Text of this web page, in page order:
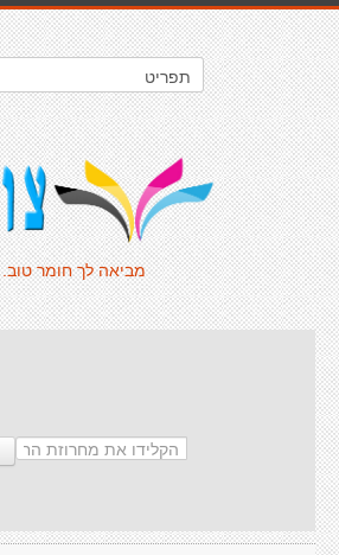
מביאה לך חומר טוב.